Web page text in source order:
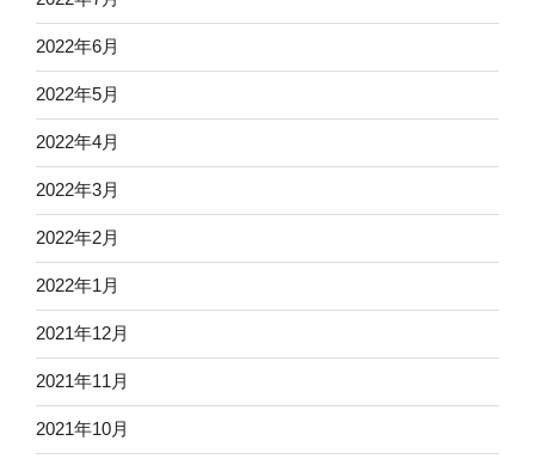
2022年6月
2022年5月
2022年4月
2022年3月
2022年2月
2022年1月
2021年12月
2021年11月
2021年10月